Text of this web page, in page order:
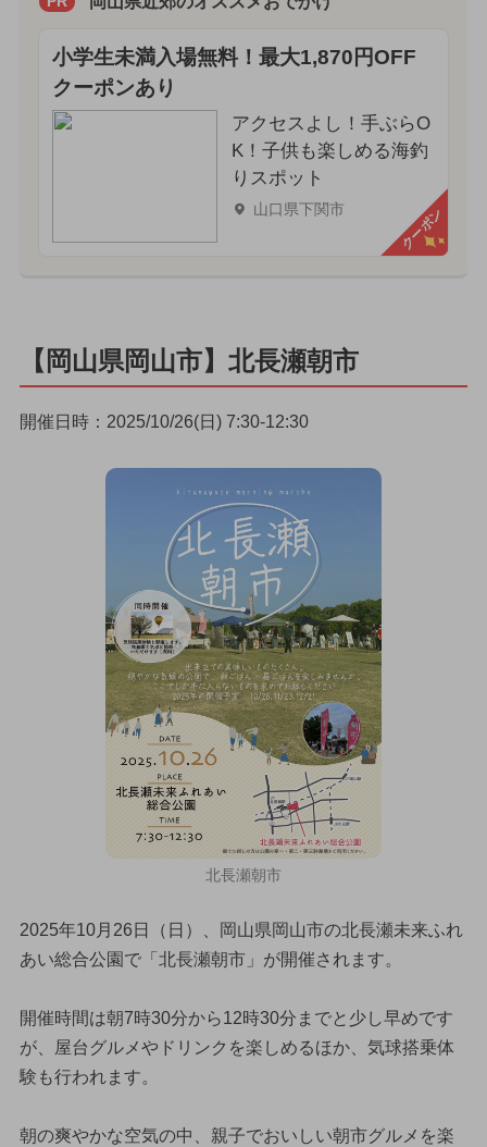
小学生未満入場無料！最大1,870円OFF
クーポンあり
アクセスよし！手ぶらO
K！子供も楽しめる海釣
りスポット
山口県下関市 クーポン
【岡山県岡山市】北長瀬朝市
開催日時：2025/10/26(日) 7:30-12:30
北長瀬朝市
2025年10月26日（日）、岡山県岡山市の北長瀬未来ふれ
あい総合公園で「北長瀬朝市」が開催されます。
開催時間は朝7時30分から12時30分までと少し早めです
が、屋台グルメやドリンクを楽しめるほか、気球搭乗体
験も行われます。
朝の爽やかな空気の中、親子でおいしい朝市グルメを楽